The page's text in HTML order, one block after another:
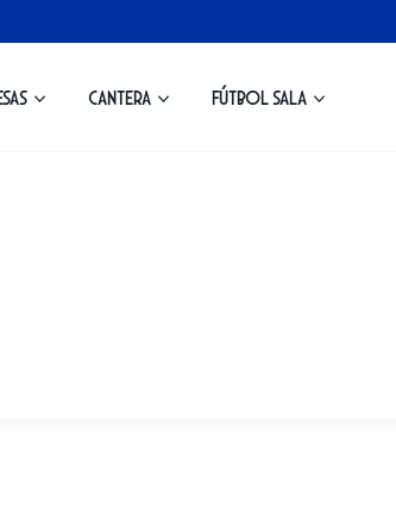
Cantera Fútbol Sala